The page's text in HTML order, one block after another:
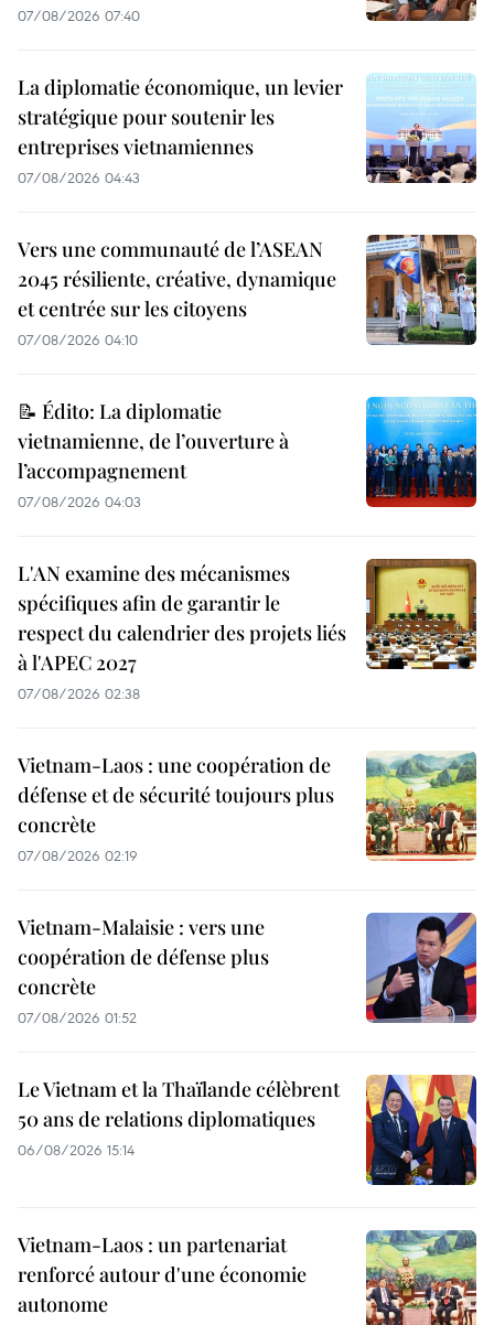
07/08/2026 07:40
La diplomatie économique, un levier
stratégique pour soutenir les
entreprises vietnamiennes
07/08/2026 04:43
Vers une communauté de l’ASEAN
2045 résiliente, créative, dynamique
et centrée sur les citoyens
07/08/2026 04:10
📝 Édito: La diplomatie
vietnamienne, de l’ouverture à
l’accompagnement
07/08/2026 04:03
L'AN examine des mécanismes
spécifiques afin de garantir le
respect du calendrier des projets liés
à l'APEC 2027
07/08/2026 02:38
Vietnam-Laos : une coopération de
défense et de sécurité toujours plus
concrète
07/08/2026 02:19
Vietnam-Malaisie : vers une
coopération de défense plus
concrète
07/08/2026 01:52
Le Vietnam et la Thaïlande célèbrent
50 ans de relations diplomatiques
06/08/2026 15:14
Vietnam-Laos : un partenariat
renforcé autour d'une économie
autonome